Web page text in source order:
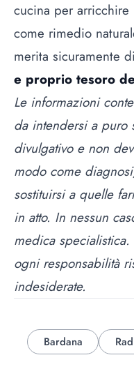
cucina per
come rimedio
merita sicuramente
e proprio tesoro
Le informazioni
da intendersi a puro
divulgativo e non
modo come
sostituirsi a quelle
in atto. In nessun
medica specialistica.
ogni responsabilità
indesiderate.
Bardana